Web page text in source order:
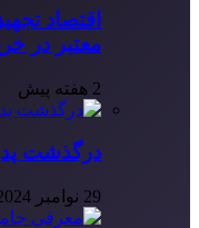
اقتصاد
معتبر در
2 هفته پیش
درگذشت
29 نوامبر 2024